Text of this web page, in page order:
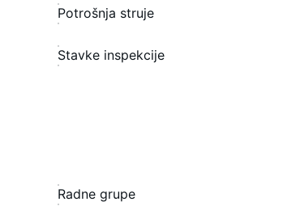
Potrošnja struje
Stavke inspekcije
Radne grupe